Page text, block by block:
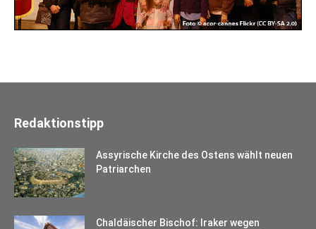
Redaktionstipp
Assyrische Kirche des Ostens wählt neuen
Patriarchen
Chaldäischer Bischof: Iraker wegen